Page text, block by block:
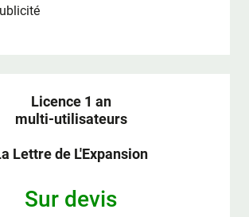
Licence 1 an
multi-utilisateurs
Lettre de L'Expansion
Sur devis